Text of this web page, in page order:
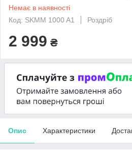
Немає в наявності
Код: SKMM 1000 A1
Роздріб
2 999 ₴
Опис Характеристики